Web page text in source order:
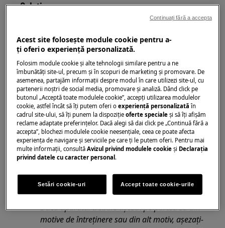
Soluție
interiorul aparatului necesită cunoștințe și
cunoștințe specifice și pot fi efectuate numai
de către ingineri de service calificați și
autorizați
Această platformă nu este prevăzută cu
întrerupător ON / OFF.
Înainte de a accesa componentele interne,
scoateți ștecherul din priză pentru a deconecta
sursa de alimentare.
Unele componente ale piesei mecanice pot
cauza răni, așadar purtați o protecție adecvată
și procedați cu prudență.
Goliți întotdeauna aparatul de toată apa
înainte de a-l pune pe lateral.
Dacă aparatul trebuie așezat pe partea sa din
motive de întreținere sau din alt motiv, așezați-
Acest site folosește module cookie pentru a-
ţi oferi o experienţă personalizată.
Folosim module cookie și alte tehnologii similare pentru a ne
îmbunătăţi site-ul, precum și în scopuri de marketing și promovare. De
asemenea, partajăm informaţii despre modul în care utilizezi site-ul, cu
partenerii noștri de social media, promovare și analiză. Dând click pe
butonul „Acceptă toate modulele cookie”, accepţi utilizarea modulelor
cookie, astfel încât să îţi putem oferi oexperienţă personalizată în
cadrul site-ului, să îţi punem la dispoziţieoferte speciale și să îţi afișăm
reclame adaptate preferinţelor. Dacă alegi să dai click pe „Continuă fără a
accepta”, blochezi modulele cookie neesenţiale, ceea ce poate afecta
experienţa de navigare și serviciile pe care ţi le putem oferi. Pentru mai
multe informaţii, consultăAvizul privind modulele cookie și Declaraţia
privind datele cu caracter personal .
Setări cookie-uri Accept toate cookie-urile
Continuați fără a accepta